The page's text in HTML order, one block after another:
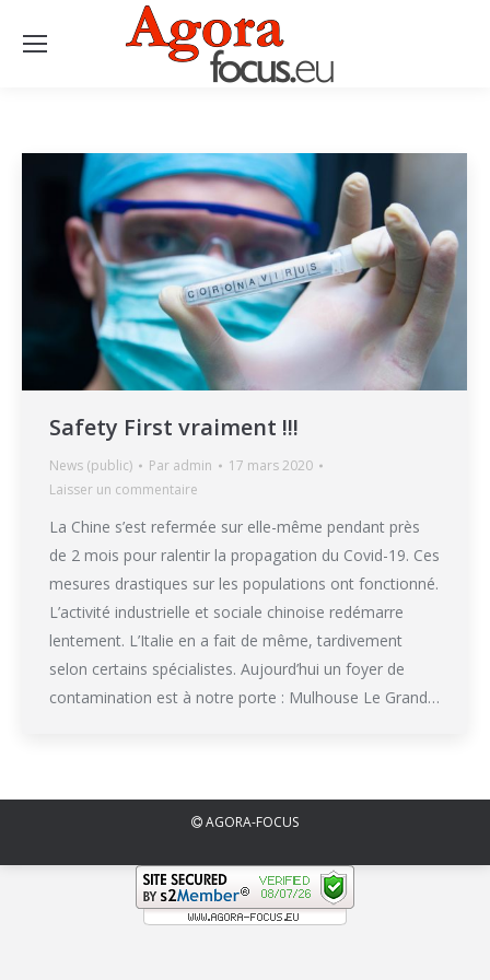
Safety First vraiment !!!
News (public) Par admin
17 mars 2020
Laisser un commentaire
La Chine s’est refermée sur elle-même pendant près
de 2 mois pour ralentir la propagation du Covid-19. Ces
mesures drastiques sur les populations ont fonctionné.
L’activité industrielle et sociale chinoise redémarre
lentement. L’Italie en a fait de même, tardivement
selon certains spécialistes. Aujourd’hui un foyer de
contamination est à notre porte : Mulhouse Le Grand…
AGORA-FOCUS